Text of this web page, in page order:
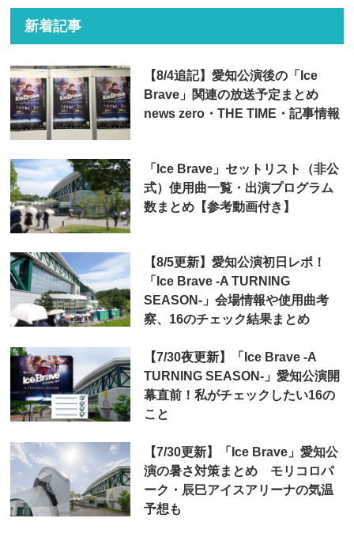
新着記事
【8/4追記】愛知公演後の「Ice
Brave」関連の放送予定まとめ
news zero・THE TIME・記事情報
「Ice Brave」セットリスト（非公
式）使用曲一覧・出演プログラム
数まとめ【参考動画付き】
【8/5更新】愛知公演初日レポ！
「Ice Brave -A TURNING
SEASON-」会場情報や使用曲考
察、16のチェック結果まとめ
【7/30夜更新】「Ice Brave -A
TURNING SEASON-」愛知公演開
幕直前！私がチェックしたい16の
こと
【7/30更新】「Ice Brave」愛知公
演の暑さ対策まとめ モリコロパ
ーク・辰巳アイスアリーナの気温
予想も